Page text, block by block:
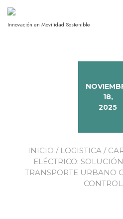
Innovación en Movilidad Sostenible
18,
2025
INICIO / LOGISTICA /
ELÉCTRICO:
TRANSPORTE URBANO